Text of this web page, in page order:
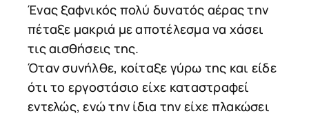
Ένας ξαφνικός πολύ δυνατός αέρας την
πέταξε μακριά με αποτέλεσμα να χάσει
τις αισθήσεις της.
Όταν συνήλθε, κοίταξε γύρω της και είδε
ότι το εργοστάσιο είχε καταστραφεί
εντελώς, ενώ την ίδια την είχε πλακώσει